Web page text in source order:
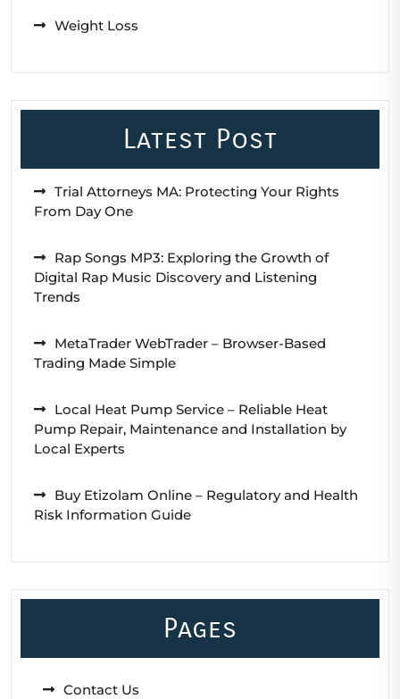
Weight Loss
Latest Post
Trial Attorneys MA: Protecting Your Rights
From Day One
Rap Songs MP3: Exploring the Growth of
Digital Rap Music Discovery and Listening
Trends
MetaTrader WebTrader – Browser-Based
Trading Made Simple
Local Heat Pump Service – Reliable Heat
Pump Repair, Maintenance and Installation by
Local Experts
Buy Etizolam Online – Regulatory and Health
Risk Information Guide
Pages
Contact Us